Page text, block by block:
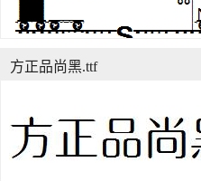
方正品尚黑.ttf